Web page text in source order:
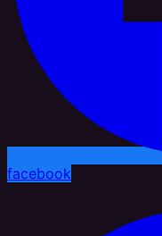
facebook